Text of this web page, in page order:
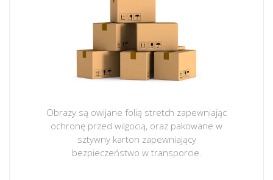
Obrazy są owijane folią stretch zapewniając
ochronę przed wilgocią, oraz pakowane w
sztywny karton zapewniający
bezpieczeństwo w transporcie.